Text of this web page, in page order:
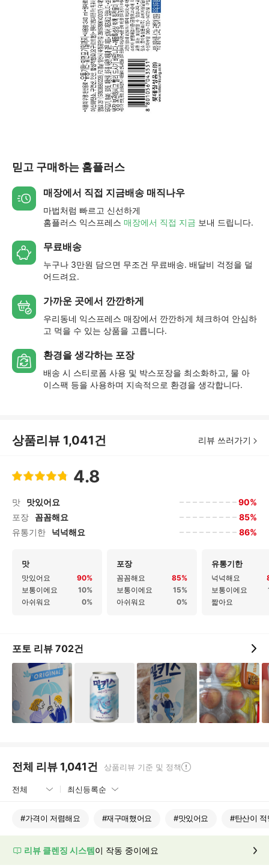
믿고 구매하는 홈플러스
매장에서 직접 지금배송 매직나우
마법처럼 빠르고 신선하게
홈플러스 익스프레스 매장에서 직접 지금 보내 드립니다.
무료배송
누구나 3만원 담으면 무조건 무료배송. 배달비 걱정을 덜
어드려요.
가까운 곳에서 깐깐하게
우리동네 익스프레스 매장에서 깐깐하게 체크하여 안심하
고 먹을 수 있는 상품을 고릅니다.
환경을 생각하는 포장
배송 시 스티로폼 사용 및 박스포장을 최소화하고, 물 아
이스팩 등을 사용하며 지속적으로 환경을 생각합니다.
상품리뷰 1,041건 리뷰 쓰러가기
4.8
맛 맛있어요
90%
포장
꼼꼼해요
85%
유통기한
넉넉해요 86%
맛
맛있어요
90%
보통이에요
10%
아쉬워요
0%
포장
꼼꼼해요
85%
보통이에요
15%
아쉬워요
0%
유통기한
넉넉해요
보통이에요
짧아요
포토 리뷰 702건
전체 리뷰 1,041건 상품리뷰 기준 및 정책
#가격이 저렴해요 #재구매했어요 #맛있어요 #탄산이 적
리뷰 클렌징 시스템이 작동 중이에요